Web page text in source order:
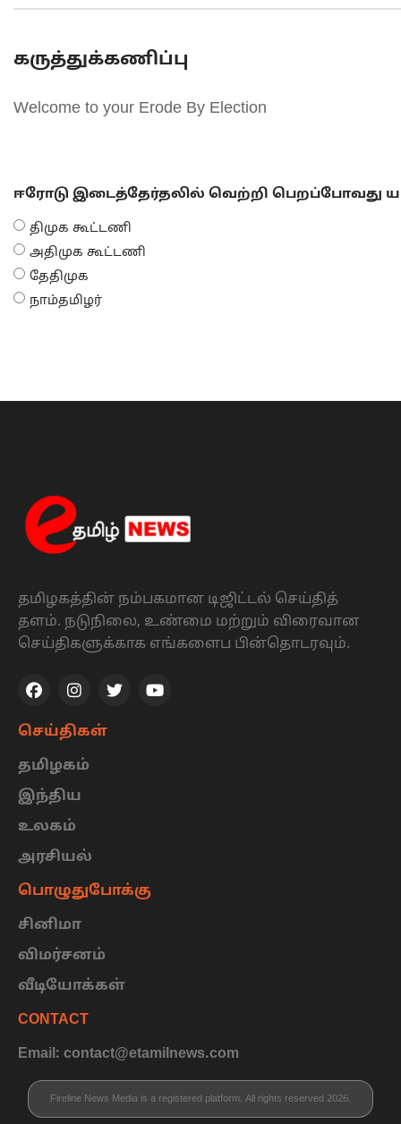
கருத்துக்கணிப்பு
Welcome to your Erode By Election
ஈரோடு இடைத்தேர்தலில் வெற்றி பெறப்போவது
திமுக கூட்டணி
அதிமுக கூட்டணி
தேதிமுக
நாம்தமிழர்
தமிழகத்தின் நம்பகமான டிஜிட்டல் செய்தித்
தளம். நடுநிலை, உண்மை மற்றும் விரைவான
செய்திகளுக்காக எங்களைப பின்தொடரவும்.
செய்திகள்
தமிழகம்
இந்திய
உலகம்
அரசியல்
பொழுதுபோக்கு
சினிமா
விமர்சனம்
வீடியோக்கள்
CONTACT
Email: contact@etamilnews.com
Fireline News Media is a registered platform. All rights reserved 2026.